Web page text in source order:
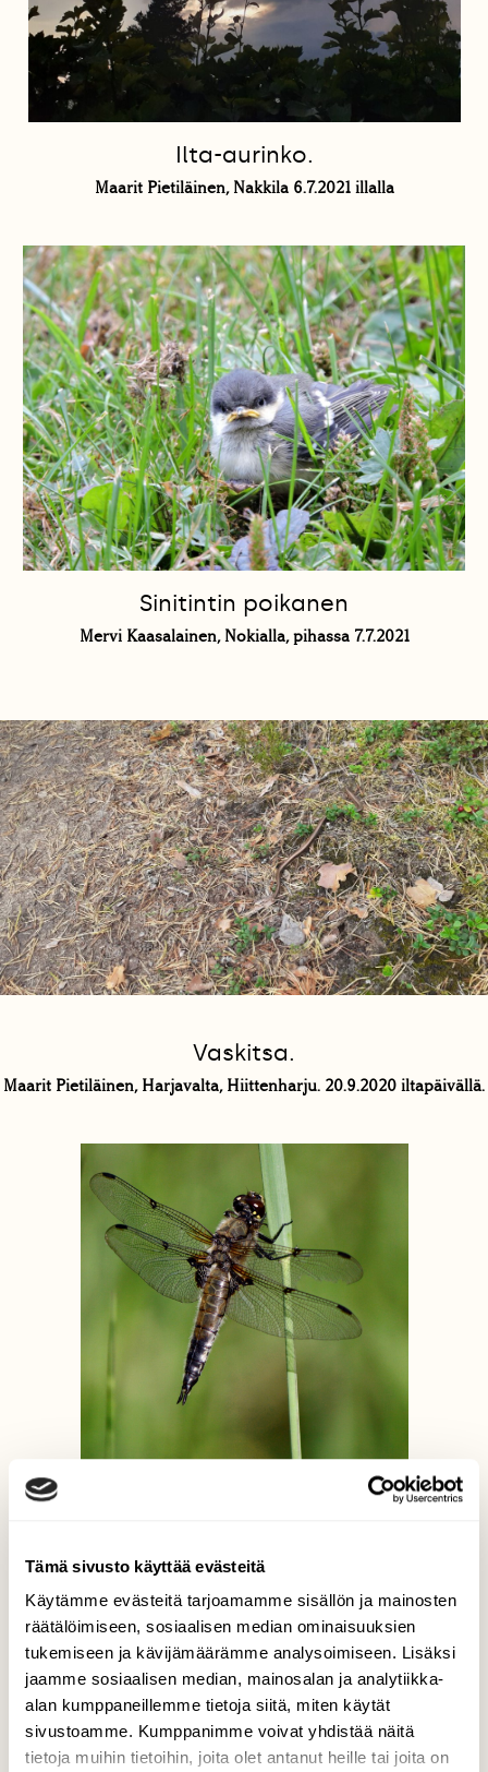
Tämä sivusto käyttää evästeitä
Käytämme evästeitä tarjoamamme sisällön ja mainosten
räätälöimiseen, sosiaalisen median ominaisuuksien
tukemiseen ja kävijämäärämme analysoimiseen. Lisäksi
jaamme sosiaalisen median, mainosalan ja analytiikka-
alan kumppaneillemme tietoja siitä, miten käytät
sivustoamme. Kumppanimme voivat yhdistää näitä
tietoja muihin tietoihin, joita olet antanut heille tai joita on
Ilta-aurinko.
Maarit Pietiläinen, Nakkila 6.7.2021 illalla
Sinitintin poikanen
Mervi Kaasalainen, Nokialla, pihassa 7.7.2021
Vaskitsa.
Maarit Pietiläinen, Harjavalta, Hiittenharju. 20.9.2020 iltapäivällä.